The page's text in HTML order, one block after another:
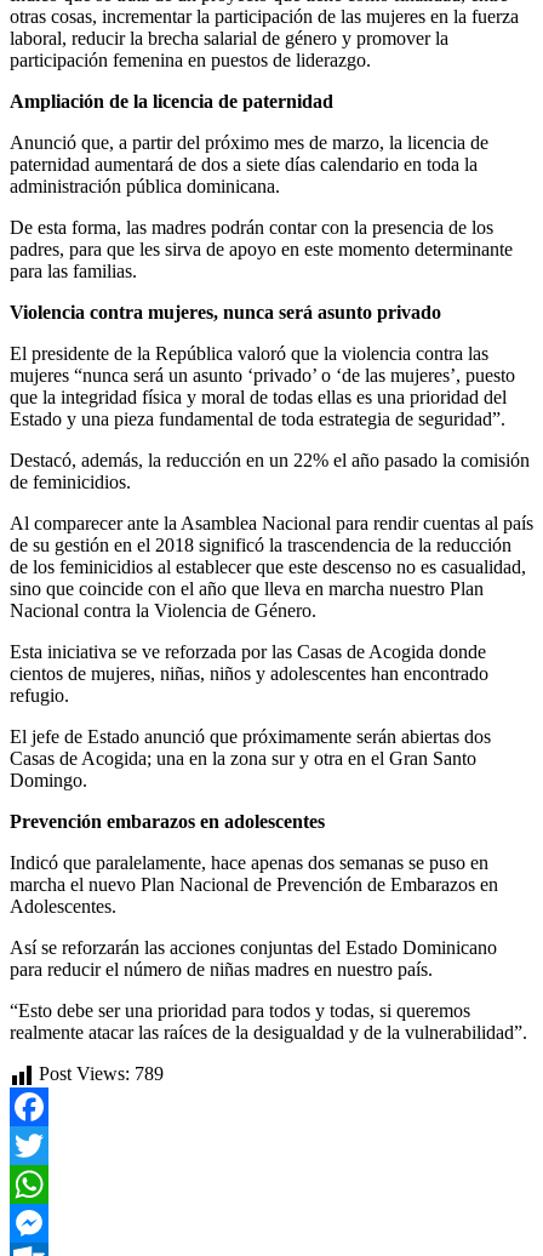
otras cosas, incrementar la participación de las mujeres en la fuerza
laboral, reducir la brecha salarial de género y promover la
participación femenina en puestos de liderazgo.
Ampliación de la licencia de paternidad
Anunció que, a partir del próximo mes de marzo, la licencia de
paternidad aumentará de dos a siete días calendario en toda la
administración pública dominicana.
De esta forma, las madres podrán contar con la presencia de los
padres, para que les sirva de apoyo en este momento determinante
para las familias.
Violencia contra mujeres, nunca será asunto privado
El presidente de la República valoró que la violencia contra las
mujeres “nunca será un asunto ‘privado’ o ‘de las mujeres’, puesto
que la integridad física y moral de todas ellas es una prioridad del
Estado y una pieza fundamental de toda estrategia de seguridad”.
Destacó, además, la reducción en un 22% el año pasado la comisión
de feminicidios.
Al comparecer ante la Asamblea Nacional para rendir cuentas al país
de su gestión en el 2018 significó la trascendencia de la reducción
de los feminicidios al establecer que este descenso no es casualidad,
sino que coincide con el año que lleva en marcha nuestro Plan
Nacional contra la Violencia de Género.
Esta iniciativa se ve reforzada por las Casas de Acogida donde
cientos de mujeres, niñas, niños y adolescentes han encontrado
refugio.
El jefe de Estado anunció que próximamente serán abiertas dos
Casas de Acogida; una en la zona sur y otra en el Gran Santo
Domingo.
Prevención embarazos en adolescentes
Indicó que paralelamente, hace apenas dos semanas se puso en
marcha el nuevo Plan Nacional de Prevención de Embarazos en
Adolescentes.
Así se reforzarán las acciones conjuntas del Estado Dominicano
para reducir el número de niñas madres en nuestro país.
“Esto debe ser una prioridad para todos y todas, si queremos
realmente atacar las raíces de la desigualdad y de la vulnerabilidad”.
Post Views: 789
Facebook
Twitter
WhatsApp